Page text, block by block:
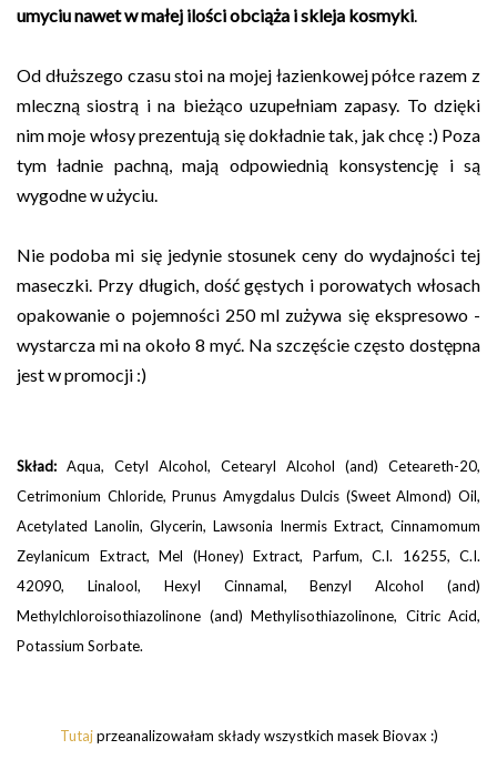
umyciu nawet w małej ilości obciąża i skleja kosmyki.
Od dłuższego czasu stoi na mojej łazienkowej półce razem z
mleczną siostrą i na bieżąco uzupełniam zapasy. To dzięki
nim moje włosy prezentują się dokładnie tak, jak chcę :) Poza
tym ładnie pachną, mają odpowiednią konsystencję i są
wygodne w użyciu.
Nie podoba mi się jedynie stosunek ceny do wydajności tej
maseczki. Przy długich, dość gęstych i porowatych włosach
opakowanie o pojemności 250 ml zużywa się ekspresowo -
wystarcza mi na około 8 myć. Na szczęście często dostępna
jest w promocji :)
Skład: Aqua, Cetyl Alcohol, Cetearyl Alcohol (and) Ceteareth-20,
Cetrimonium Chloride,Prunus Amygdalus Dulcis (Sweet Almond) Oil,
Acetylated Lanolin, Glycerin, Lawsonia Inermis Extract, Cinnamomum
Zeylanicum Extract, Mel (Honey) Extract, Parfum, C.I. 16255, C.I.
42090, Linalool, Hexyl Cinnamal, Benzyl Alcohol (and)
Methylchloroisothiazolinone (and) Methylisothiazolinone, Citric Acid,
Potassium Sorbate.
Tutajprzeanalizowałam składy wszystkich masek Biovax :)